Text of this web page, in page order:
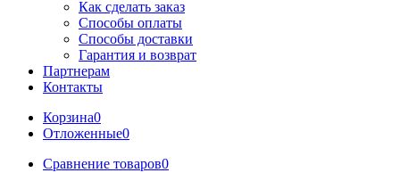
Как сделать заказ
Способы оплаты
Способы доставки
Гарантия и возврат
Партнерам
Контакты
Корзина0
Отложенные0
Сравнение товаров0